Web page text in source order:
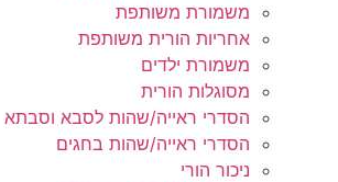
משמורת משותפת
אחריות הורית משותפת
משמורת ילדים
מסוגלות הורית
הסדרי ראייה/שהות לסבא וסבתא
הסדרי ראייה/שהות בחגים
ניכור הורי